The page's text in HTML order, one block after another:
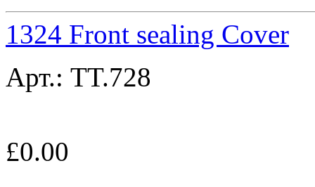
1324 Front sealing Cover
Арт.: TT.728
£0.00